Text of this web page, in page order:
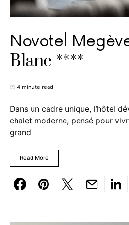
Novotel
Blanc ****
4 minute read
Dans un cadre unique, l’hôtel
chalet moderne, pensé pour
grand.
Read More